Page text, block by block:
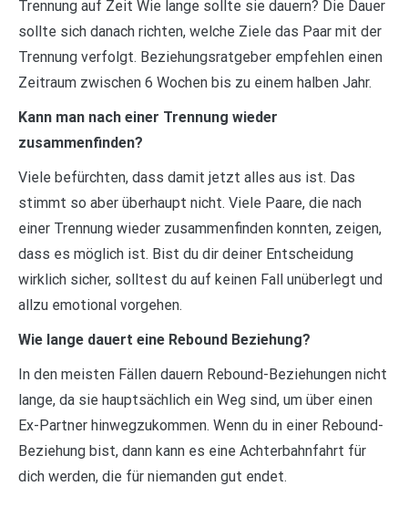
Trennung auf Zeit Wie lange sollte sie dauern? Die Dauer
sollte sich danach richten, welche Ziele das Paar mit der
Trennung verfolgt. Beziehungsratgeber empfehlen einen
Zeitraum zwischen 6 Wochen bis zu einem halben Jahr.
Kann man nach einer Trennung wieder
zusammenfinden?
Viele befürchten, dass damit jetzt alles aus ist. Das
stimmt so aber überhaupt nicht. Viele Paare, die nach
einer Trennung wieder zusammenfinden konnten, zeigen,
dass es möglich ist. Bist du dir deiner Entscheidung
wirklich sicher, solltest du auf keinen Fall unüberlegt und
allzu emotional vorgehen.
Wie lange dauert eine Rebound Beziehung?
In den meisten Fällen dauern Rebound-Beziehungen nicht
lange, da sie hauptsächlich ein Weg sind, um über einen
Ex-Partner hinwegzukommen. Wenn du in einer Rebound-
Beziehung bist, dann kann es eine Achterbahnfahrt für
dich werden, die für niemanden gut endet.